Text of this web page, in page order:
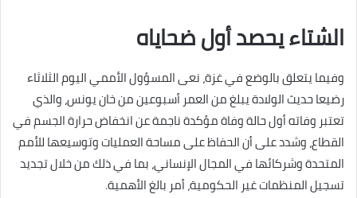
الشتاء يحصد أول ضحاياه
وفيما يتعلق بالوضع في غزة، نعى المسؤول الأممي اليوم الثلاثاء
رضيعا حديث الولادة يبلغ من العمر أسبوعين من خان يونس، والذي
تعتبر وفاته أول حالة وفاة مؤكدة ناجمة عن انخفاض حرارة الجسم في
القطاع، وشدد على أن الحفاظ على مساحة العمليات وتوسيعها للأمم
المتحدة وشركائها في المجال الإنساني، بما في ذلك من خلال تجديد
تسجيل المنظمات غير الحكومية، أمر بالغ الأهمية.